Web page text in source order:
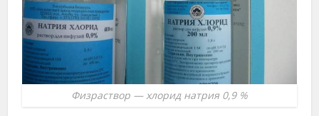
Физраствор — хлорид натрия 0,9 %